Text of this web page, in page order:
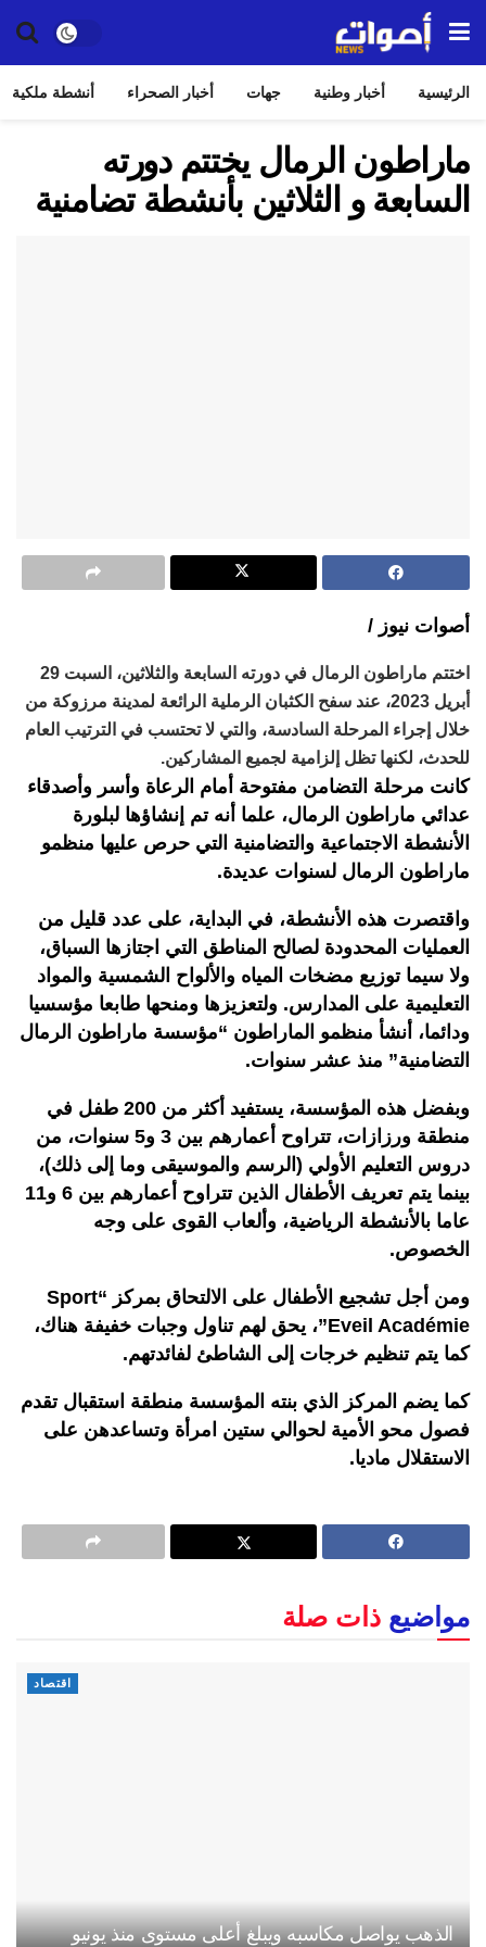
الرئيسية أخبار وطنية جهات أخبار الصحراء أنشطة ملكية
ماراطون الرمال يختتم دورته
السابعة و الثلاثين بأنشطة تضامنية
أصوات نيوز /
اختتم ماراطون الرمال في دورته السابعة والثلاثين، السبت 29
أبريل 2023، عند سفح الكثبان الرملية الرائعة لمدينة مرزوكة من
خلال إجراء المرحلة السادسة، والتي لا تحتسب في الترتيب العام
للحدث، لكنها تظل إلزامية لجميع المشاركين.
كانت مرحلة التضامن مفتوحة أمام الرعاة وأسر وأصدقاء
عدائي ماراطون الرمال، علما أنه تم إنشاؤها لبلورة
الأنشطة الاجتماعية والتضامنية التي حرص عليها منظمو
ماراطون الرمال لسنوات عديدة.
واقتصرت هذه الأنشطة، في البداية، على عدد قليل من
العمليات المحدودة لصالح المناطق التي اجتازها السباق،
ولا سيما توزيع مضخات المياه والألواح الشمسية والمواد
التعليمية على المدارس. ولتعزيزها ومنحها طابعا مؤسسيا
ودائما، أنشأ منظمو الماراطون “مؤسسة ماراطون الرمال
التضامنية” منذ عشر سنوات.
وبفضل هذه المؤسسة، يستفيد أكثر من 200 طفل في
منطقة ورزازات، تتراوح أعمارهم بين 3 و5 سنوات، من
دروس التعليم الأولي (الرسم والموسيقى وما إلى ذلك)،
بينما يتم تعريف الأطفال الذين تتراوح أعمارهم بين 6 و11
عاما بالأنشطة الرياضية، وألعاب القوى على وجه
الخصوص.
ومن أجل تشجيع الأطفال على الالتحاق بمركز “Sport
Eveil Académie”، يحق لهم تناول وجبات خفيفة هناك،
كما يتم تنظيم خرجات إلى الشاطئ لفائدتهم.
كما يضم المركز الذي بنته المؤسسة منطقة استقبال تقدم
فصول محو الأمية لحوالي ستين امرأة وتساعدهن على
الاستقلال ماديا.
مواضيع ذات صلة
اقتصاد
الذهب يواصل مكاسبه ويبلغ أعلى مستوى منذ يونيو